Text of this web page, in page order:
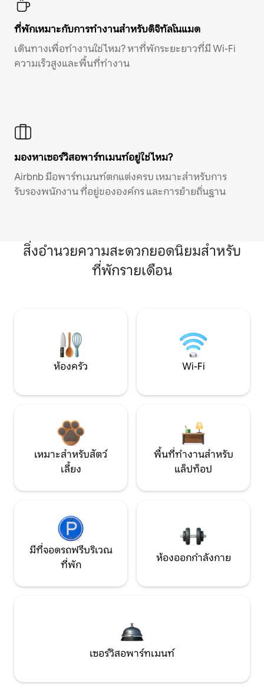
ที่พักเหมาะกับการทำงานสำหรับดิจิทัลโนแมด
เดินทางเพื่อทำงานใช่ไหม? หาที่พักระยะยาวที่มี Wi-Fi
ความเร็วสูงและพื้นที่ทำงาน
มองหาเซอร์วิสอพาร์ทเมนท์อยู่ใช่ไหม?
Airbnb มีอพาร์ทเมนท์ตกแต่งครบ เหมาะสำหรับการ
รับรองพนักงาน ที่อยู่ขององค์กร และการย้ายถิ่นฐาน
สิ่งอำนวยความสะดวกยอดนิยมสำหรับ
ที่พักรายเดือน
ห้องครัว Wi-Fi
เหมาะสำหรับสัตว์
เลี้ยง
พื้นที่ทำงานสำหรับ
แล็ปท็อป
มีที่จอดรถฟรีบริเวณ
ที่พัก
ห้องออกกำลังกาย
เซอร์วิสอพาร์ทเมนท์